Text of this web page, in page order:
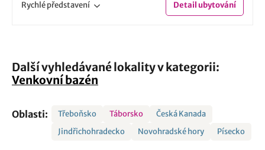
Rychlépředstavení Detailubytování
Další vyhledávané lokality v kategorii:
Venkovní bazén
Oblasti: Třeboňsko Táborsko
Česká Kanada
Jindřichohradecko
Novohradské hory Písecko